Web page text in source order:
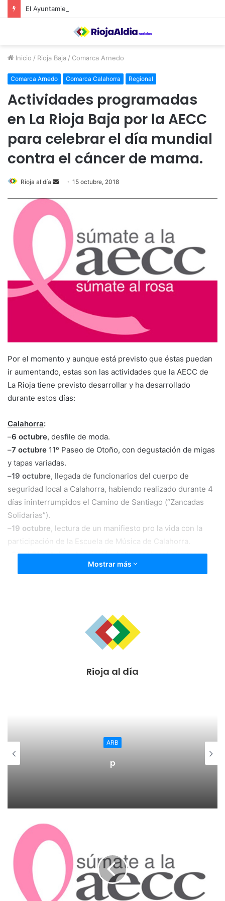
Inicio / Rioja Baja / Comarca Arnedo
Comarca Arnedo Comarca Calahorra Regional
Actividades programadas
en La Rioja Baja por la AECC
para celebrar el día mundial
contra el cáncer de mama.
Rioja al día
n
m
a
15 octubre, 2018
Por el momento y aunque está previsto que éstas puedan
ir aumentando, estas son las actividades que la AECC de
La Rioja tiene previsto desarrollar y ha desarrollado
durante estos días:
Calahorra:
–6 octubre, desfile de moda.
–7 octubre 11º Paseo de Otoño, con degustación de migas
y tapas variadas.
–19 octubre, llegada de funcionarios del cuerpo de
seguridad local a Calahorra, habiendo realizado durante 4
días ininterrumpidos el Camino de Santiago (“Zancadas
Solidarias”).
–19 octubre, lectura de un manifiesto pro la vida con la
participación de la Escuela de Música de Calahorra.
20 al 21 octubre, Asociación Activa realizará diversas
actividades a beneficio d ela AECC en La Rioja.
, Campeonato de Parchís.
sorteos, talleres infantiles, pinchos
Además, a nivel regional, el programa se completa con:
-durantetodo el mes de octubre
Popular tv, en los diferentes ámbitos (sanitario, educativo,
deportivo y la AECC), coreografía del himno de la AECC en
La Rioja. Entrevistas, grabaciones de eventos, informativos
etc.
6 y 7 octubre, III Concurso de tiro olímpico en Prado
Mostrar más
Rioja al día
ARB
p